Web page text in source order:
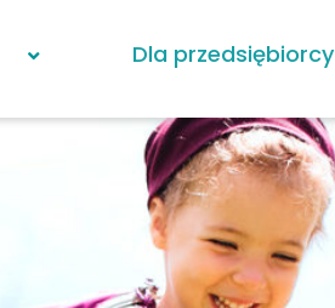
Dla przedsiębiorcy